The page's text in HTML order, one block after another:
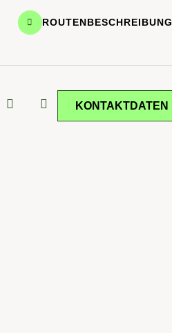
ROUTENBESCHREIBUNG
KONTAKTDATEN